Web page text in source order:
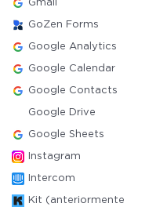
Gmail
GoZen Forms
Google Analytics
Google Calendar
Google Contacts
Google Drive
Google Sheets
Instagram
Intercom
Kit (anteriormente